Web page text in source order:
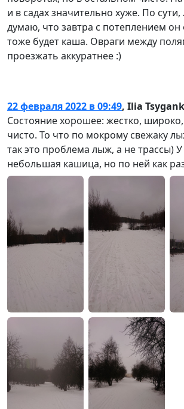
и в садах значительно хуже. По сути,
думаю, что завтра с потеплением он
тоже будет каша. Овраги между
проезжать аккуратнее :)
22 февраля 2022 в 09:49, Ilia
Состояние хорошее: жестко,
чисто. То что по мокрому свежаку
так это проблема лыж, а не трассы)
небольшая кашица, но по ней как